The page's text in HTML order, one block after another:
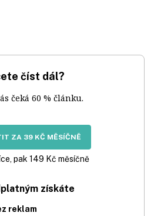
číst dál?
čeká 60 % článku.
ZA 39 KČ MĚSÍČNĚ
pak 149 Kč měsíčně
získáte
reklam